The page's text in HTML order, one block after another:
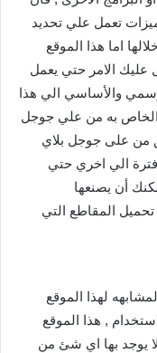
تعمل علي تحديد
اما هذا الموقع
عليك الامر حتي يعمل
والأساسي الي هذا
الخاص به من علي جوجل
من على جوجل بلاي
الي اخري حتي
أن يصنعها
المقاطع التي
لهذا الموقع
, هذا الموقع
يوجد بها اي شئ من